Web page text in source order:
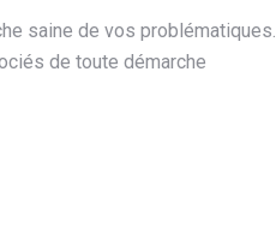
saine de vos problématiques.
de toute démarche